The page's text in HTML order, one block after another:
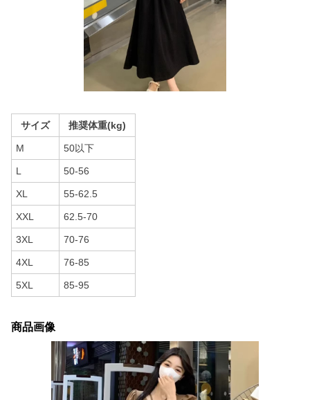
サイズ 推奨体重(kg)
M 50以下
L 50-56
XL 55-62.5
XXL 62.5-70
3XL 70-76
4XL 76-85
5XL 85-95
商品画像